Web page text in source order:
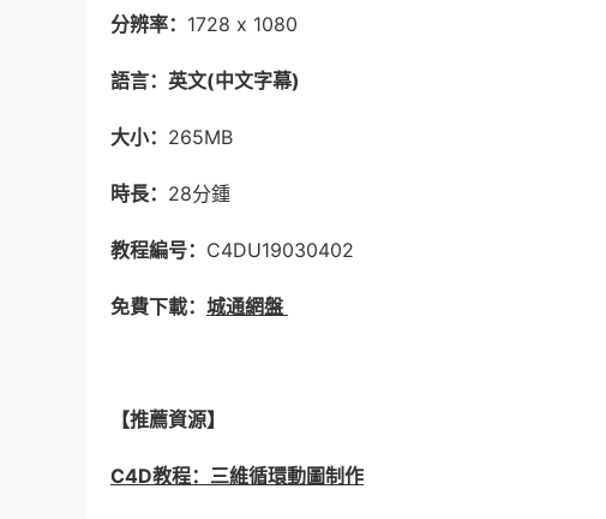
分辨率： 1728 x 1080
語言：英文(中文字幕)
大小： 265MB
時長： 28分鍾
教程編号： C4DU19030402
免費下載： 城通網盤
【推薦資源】
C4D教程：三維循環動圖制作